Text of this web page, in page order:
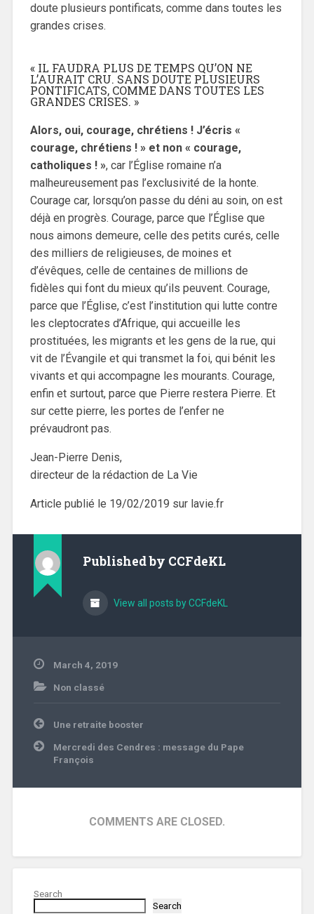
doute plusieurs pontificats, comme dans toutes les
grandes crises.
« IL FAUDRA PLUS DE TEMPS QU’ON NE
L’AURAIT CRU. SANS DOUTE PLUSIEURS
PONTIFICATS, COMME DANS TOUTES LES
GRANDES CRISES. »
Alors, oui, courage, chrétiens ! J’écris «
courage, chrétiens ! » et non « courage,
catholiques ! », car l’Église romaine n’a
malheureusement pas l’exclusivité de la honte.
Courage car, lorsqu’on passe du déni au soin, on est
déjà en progrès. Courage, parce que l’Église que
nous aimons demeure, celle des petits curés, celle
des milliers de religieuses, de moines et
d’évêques, celle de centaines de millions de
fidèles qui font du mieux qu’ils peuvent. Courage,
parce que l’Église, c’est l’institution qui lutte contre
les cleptocrates d’Afrique, qui accueille les
prostituées, les migrants et les gens de la rue, qui
vit de l’Évangile et qui transmet la foi, qui bénit les
vivants et qui accompagne les mourants. Courage,
enfin et surtout, parce que Pierre restera Pierre. Et
sur cette pierre, les portes de l’enfer ne
prévaudront pas.
Jean-Pierre Denis,
directeur de la rédaction de La Vie
Article publié le 19/02/2019 sur lavie.fr
Published by CCFdeKL
View all posts by CCFdeKL
March 4, 2019
Non classé
Post
navigation
Une retraite booster
Mercredi des Cendres : message du Pape
François
COMMENTS ARE CLOSED.
Search
Search